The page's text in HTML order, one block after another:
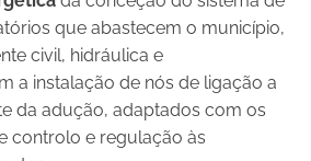
que abastecem o município,
civil, hidráulica e
a instalação de nós de ligação a
da adução, adaptados com os
controlo e regulação às